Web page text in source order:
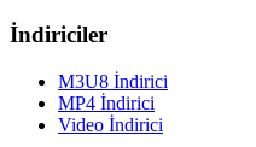
İndiriciler
M3U8 İndirici
MP4 İndirici
Video İndirici